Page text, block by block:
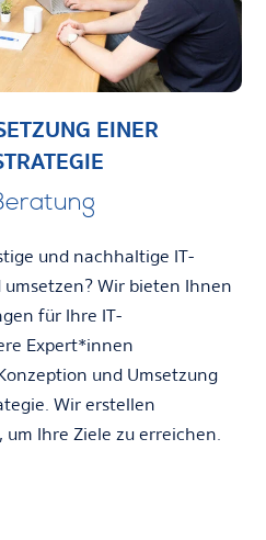
EINER
und nachhaltige IT-
Wir bieten Ihnen
für Ihre IT-
Expert*innen
und Umsetzung
Wir erstellen
Ihre Ziele zu erreichen.